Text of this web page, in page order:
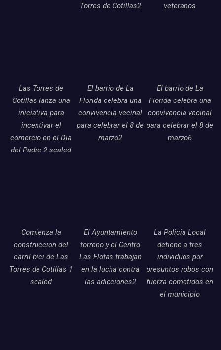
Torres de Cotillas2
veteranos
Las Torres de
Cotillas lanza una
iniciativa para
incentivar el
comercio en el Dia
del Padre 2 scaled
El barrio de La
Florida celebra una
convivencia vecinal
para celebrar el 8 de
marzo2
El barrio de La
Florida celebra una
convivencia vecinal
para celebrar el 8 de
marzo6
Comienza la
construccion del
carril bici de Las
Torres de Cotillas 1
scaled
El Ayuntamiento
torreno y el Centro
Las Flotas trabajan
en la lucha contra
las adicciones2
La Policia Local
detiene a tres
individuos por
presuntos robos con
fuerza cometidos en
el municipio